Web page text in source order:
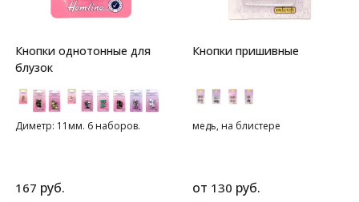
Кнопки однотонные для
блузок
Диметр: 11мм. 6 наборов.
167 руб.
Кнопки пришивные
медь, на блистере
от 130 руб.